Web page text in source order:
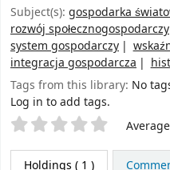
Subject(s): gospodarka
rozwój społecznogospodarczy
system gospodarczy
integracja gospodarcza
Tags from this library: No
Log in to add tags.
Star ratings
Holdings ( 1 )